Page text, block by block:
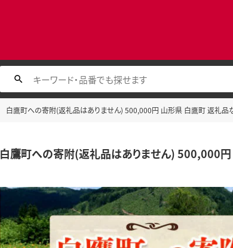
白鷹町への寄附(返礼品はありません) 500,000円 山形県 白鷹町 返礼品
白鷹町への寄附(返礼品はありません) 500,000